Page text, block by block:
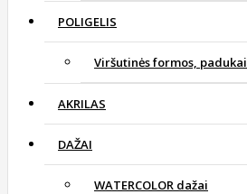
POLIGELIS
Viršutinės formos, padukai
AKRILAS
DAŽAI
WATERCOLOR dažai